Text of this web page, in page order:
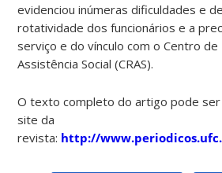
evidenciou inúmeras dificuldades e
rotatividade dos funcionários e a
serviço e do vínculo com o Centro de
Assistência Social (CRAS).
O texto completo do artigo pode ser
site da
revista: http://